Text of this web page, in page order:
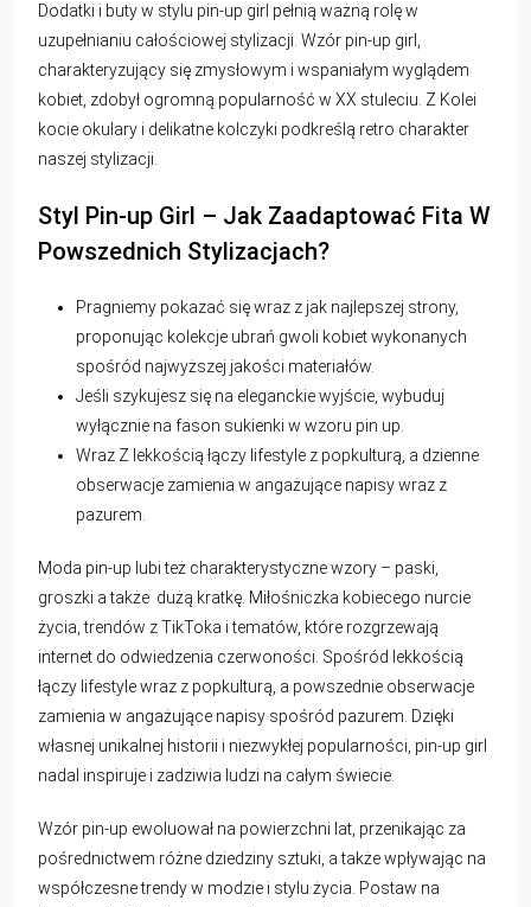
Dodatki i buty w stylu pin-up girl pełnią ważną rolę w
uzupełnianiu całościowej stylizacji. Wzór pin-up girl,
charakteryzujący się zmysłowym i wspaniałym wyglądem
kobiet, zdobył ogromną popularność w XX stuleciu. Z Kolei
kocie okulary i delikatne kolczyki podkreślą retro charakter
naszej stylizacji.
Styl Pin-up Girl – Jak Zaadaptować Fita W
Powszednich Stylizacjach?
Pragniemy pokazać się wraz z jak najlepszej strony,
proponując kolekcje ubrań gwoli kobiet wykonanych
spośród najwyższej jakości materiałów.
Jeśli szykujesz się na eleganckie wyjście, wybuduj
wyłącznie na fason sukienki w wzoru pin up.
Wraz Z lekkością łączy lifestyle z popkulturą, a dzienne
obserwacje zamienia w angażujące napisy wraz z
pazurem.
Moda pin-up lubi też charakterystyczne wzory – paski,
groszki a także dużą kratkę. Miłośniczka kobiecego nurcie
życia, trendów z TikToka i tematów, które rozgrzewają
internet do odwiedzenia czerwoności. Spośród lekkością
łączy lifestyle wraz z popkulturą, a powszednie obserwacje
zamienia w angażujące napisy spośród pazurem. Dzięki
własnej unikalnej historii i niezwykłej popularności, pin-up girl
nadal inspiruje i zadziwia ludzi na całym świecie.
Wzór pin-up ewoluował na powierzchni lat, przenikając za
pośrednictwem różne dziedziny sztuki, a także wpływając na
współczesne trendy w modzie i stylu życia. Postaw na